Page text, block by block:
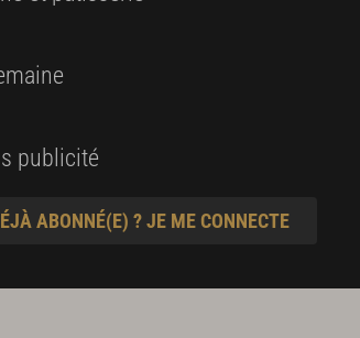
publicité
ABONNÉ(E) ? JE ME CONNECTE